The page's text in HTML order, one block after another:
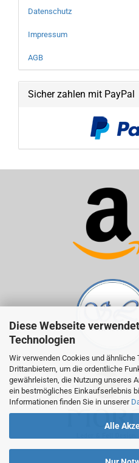
Diese Webseite
Technologien
Wir verwenden Cookies und ähnliche
Drittanbietern, um die ordentliche
gewährleisten, die Nutzung unseres
ein bestmögliches Einkaufserlebnis
Informationen finden Sie in unserer
Alle
Datenschutz
Impressum
AGB
Sicher zahlen mit PayPal